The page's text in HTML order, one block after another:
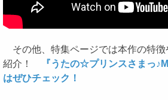
その他、特集ページでは本作の特徴
紹介！
『うたの☆プリンスさまっ
はぜひチェック！